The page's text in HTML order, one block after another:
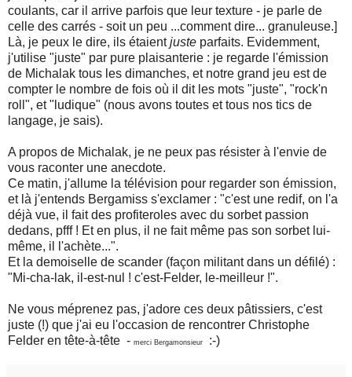
coulants, car il arrive parfois que leur texture - je parle de
celle des carrés - soit un peu ...comment dire... granuleuse.]
Là, je peux le dire, ils étaientjuste parfaits. Evidemment,
j'utilise "juste" par pure plaisanterie : je regarde l'émission
de Michalak tous les dimanches, et notre grand jeu est de
compter le nombre de fois où il dit les mots "juste", "rock'n
roll", et "ludique" (nous avons toutes et tous nos tics de
langage, je sais).
A propos de Michalak, je ne peux pas résister à l'envie de
vous raconter une anecdote.
Ce matin, j'allume la télévision pour regarder son émission,
et là j'entends Bergamiss s'exclamer : "c'est une redif, on l'a
déjà vue, il fait des profiteroles avec du sorbet passion
dedans, pfff ! Et en plus, il ne fait même pas son sorbet lui-
même, il l'achète...".
Et la demoiselle de scander (façon militant dans un défilé) :
"Mi-cha-lak, il-est-nul ! c'est-Felder, le-meilleur !".
Ne vous méprenez pas, j'adore ces deux pâtissiers, c'est
juste (!) que j'ai eu l'occasion de rencontrer Christophe
Felder en tête-à-tête - merci Bergamonsieur :-)